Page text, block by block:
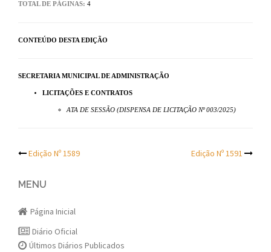
TOTAL DE PÁGINAS: 4
CONTEÚDO DESTA EDIÇÃO
SECRETARIA MUNICIPAL DE ADMINISTRAÇÃO
LICITAÇÕES E CONTRATOS
ATA DE SESSÃO (DISPENSA DE LICITAÇÃO Nº 003/2025)
Post
navigation
Edição Nº 1589 Edição Nº 1591
MENU
Página Inicial
Diário Oficial
Últimos Diários Publicados